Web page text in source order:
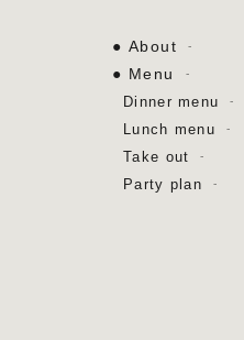
About
Menu
Dinner menu
Lunch menu
Take out
Party plan